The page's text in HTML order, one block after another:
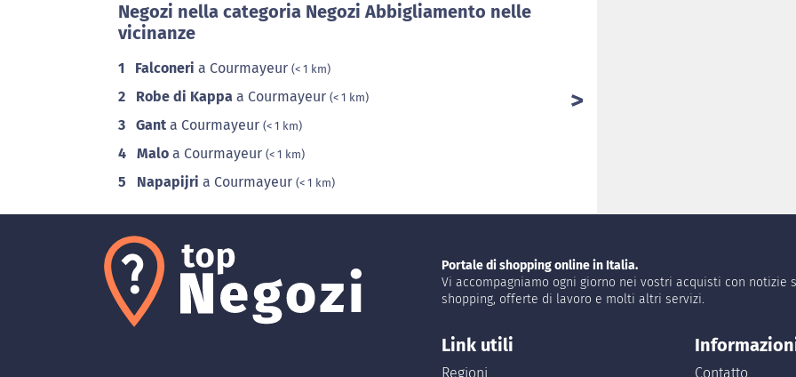
Negozi nella categoria Negozi Abbigliamento nelle
vicinanze
1 Falconeri a Courmayeur (< 1 km)
2 Robe di Kappa a Courmayeur (< 1 km)
3 Gant a Courmayeur (< 1 km)
4 Malo a Courmayeur (< 1 km)
5 Napapijri a Courmayeur (< 1 km)
Portale di shopping online in Italia.
Vi accompagniamo ogni giorno nei vostri acquisti con notizie
shopping, offerte di lavoro e molti altri servizi.
Link utili
Regioni Contatto